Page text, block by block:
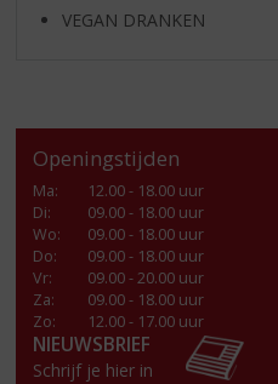
VEGAN DRANKEN
Openingstijden
Ma:
12.00 - 18.00 uur
Di:
09.00 - 18.00 uur
Wo:
09.00 - 18.00 uur
Do:
09.00 - 18.00 uur
Vr:
09.00 - 20.00 uur
Za:
09.00 - 18.00 uur
Zo:
12.00 - 17.00 uur
NIEUWSBRIEF
Schrijf je hier in